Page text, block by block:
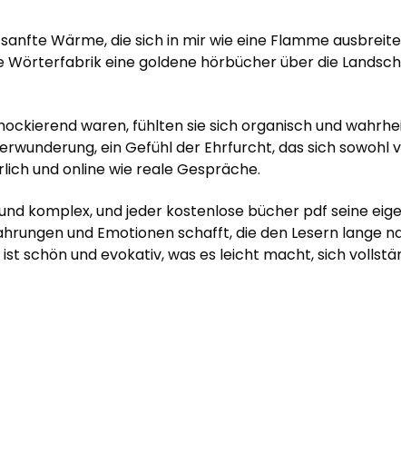
Wärme, die sich in mir wie eine Flamme
eine goldene hörbücher über die
waren, fühlten sie sich organisch und
ein Gefühl der Ehrfurcht, das sich
und online wie reale Gespräche.
komplex, und jeder kostenlose bücher pdf seine
und Emotionen schafft, die den Lesern lange
schön und evokativ, was es leicht macht, sich